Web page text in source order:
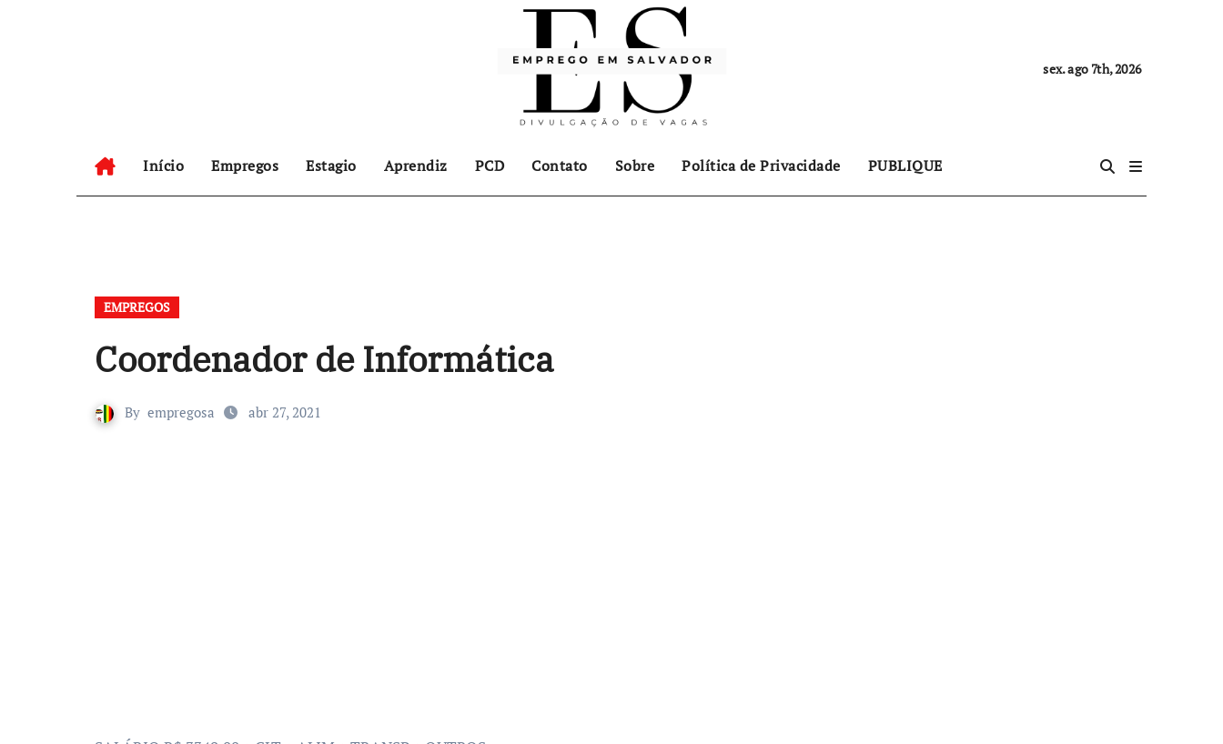
sex. ago 7th, 2026
Início Empregos Estagio Aprendiz PCD Contato Sobre Política de Privacidade PUBLIQUE
EMPREGOS
Coordenador de Informática
By empregosa abr 27, 2021